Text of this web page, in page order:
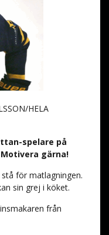
HELA
spelare på
gärna!
för matlagningen.
sin grej i köket.
från